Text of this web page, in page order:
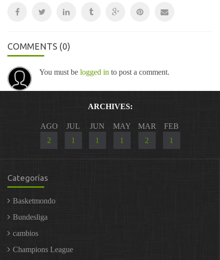
COMMENTS (0)
You must be logged in to post a comment.
ARCHIVES:
AGO
2
JUL
1
JUN
1
MAY
1
MAR
2
FEB
1
Categorías
Basketmondo
Bundesliga
cambios
Champions League